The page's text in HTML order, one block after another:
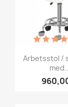
Arbetsstol /